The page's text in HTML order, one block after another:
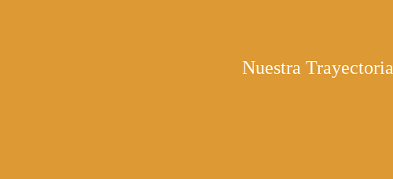
Nuestra Trayectoria